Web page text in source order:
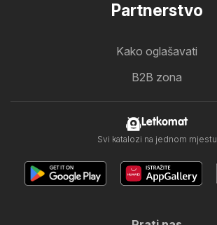
Partnerstvo
Kako oglašavati
B2B zona
Letkomat
Svi katalozi na jednom mjestu